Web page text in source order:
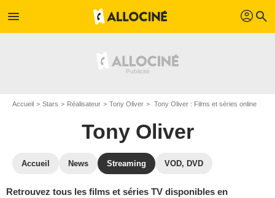
menu profil search
Accueil Stars Réalisateur Tony Oliver Tony Oliver : Films et séries online
Tony Oliver
Accueil News Streaming VOD, DVD
Retrouvez tous les films et séries TV disponibles en